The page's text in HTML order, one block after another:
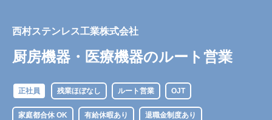
西村ステンレス工業株式会社
厨房機器・医療機器のルート営業
正社員 残業ほぼなし ルート営業 OJT
家庭都合休 OK 有給休暇あり 退職金制度あり